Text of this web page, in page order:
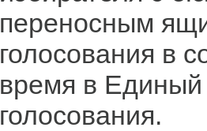
переносным
голосования в
время в
голосования.